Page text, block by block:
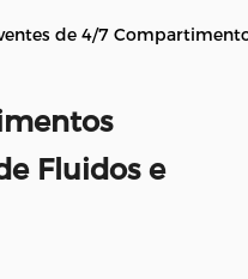
de 4/7
Fluidos e